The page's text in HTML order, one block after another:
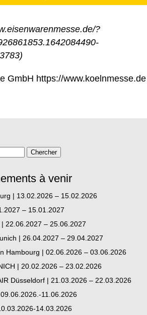
?
)
GmbH https://www.koelnmesse.de
Chercher
à venir
| 13.02.2026 – 15.02.2026
– 15.01.2027
22.06.2027 – 25.06.2027
| 26.04.2027 – 29.04.2027
Hambourg | 02.06.2026 – 03.06.2026
| 20.02.2026 – 23.02.2026
Düsseldorf | 21.03.2026 – 22.03.2026
11.06.2026
14.03.2026